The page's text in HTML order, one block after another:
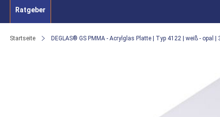
Ratgeber
Startseite DEGLAS® GS PMMA - Acrylglas Platte | Typ 4122 | weiß - opal